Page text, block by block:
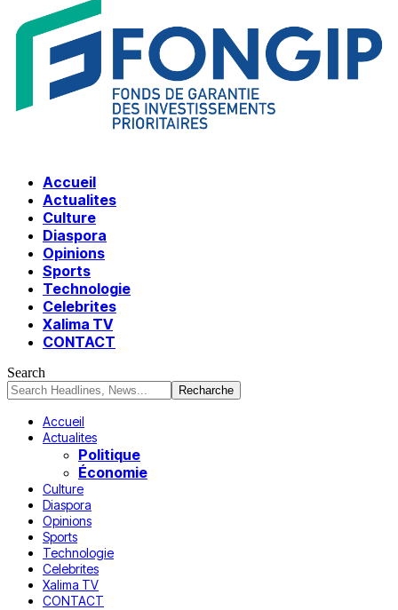
Accueil
Actualites
Culture
Diaspora
Opinions
Sports
Technologie
Celebrites
Xalima TV
CONTACT
Search
Accueil
Actualites
Politique
Économie
Culture
Diaspora
Opinions
Sports
Technologie
Celebrites
Xalima TV
CONTACT